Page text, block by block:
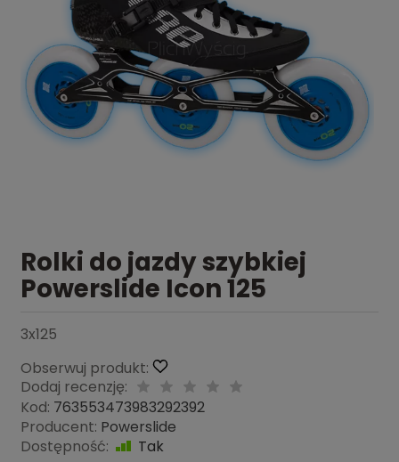
Rolki do jazdy szybkiej
Powerslide Icon 125
3x125
Obserwuj produkt:
Dodaj recenzję:
Kod: 763553473983292392
Producent: Powerslide
Dostępność:
Tak